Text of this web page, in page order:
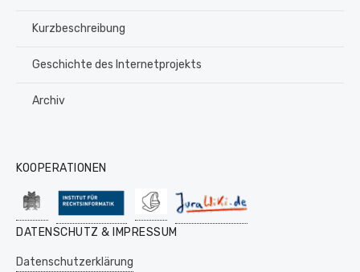
Kurzbeschreibung
Geschichte des Internetprojekts
Archiv
KOOPERATIONEN
DATENSCHUTZ & IMPRESSUM
Datenschutzerklärung